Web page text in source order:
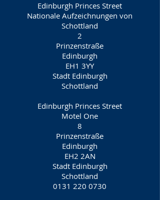
Edinburgh Princes Street
Nationale Aufzeichnungen von
Schottland
2
Prinzenstraße
Edinburgh
EH1 3YY
Stadt Edinburgh
Schottland
Edinburgh Princes Street
Motel One
8
Prinzenstraße
Edinburgh
EH2 2AN
Stadt Edinburgh
Schottland
0131 220 0730